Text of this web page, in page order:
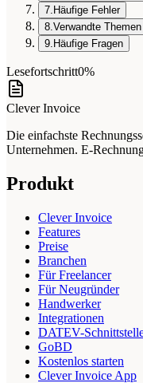
7. Häufige Fehler
8. Verwandte Themen
9. Häufige Fragen
Lesefortschritt0%
Clever Invoice
Die einfachste
Unternehmen. E-
Produkt
Clever Invoice
Features
Preise
Branchen
Für Freelancer
Für Neugründer
Handwerker
Integrationen
DATEV-
GoBD
Kostenlos starten
Clever Invoice App